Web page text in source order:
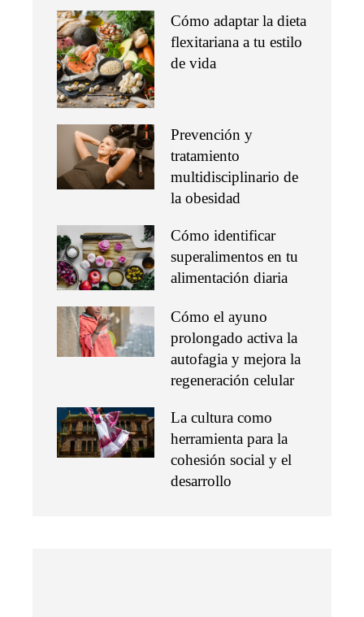
Cómo adaptar la dieta
flexitariana a tu estilo
de vida
Prevención y
tratamiento
multidisciplinario de
la obesidad
Cómo identificar
superalimentos en tu
alimentación diaria
Cómo el ayuno
prolongado activa la
autofagia y mejora la
regeneración celular
La cultura como
herramienta para la
cohesión social y el
desarrollo